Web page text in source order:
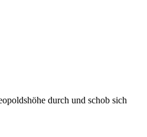
durch und schob sich